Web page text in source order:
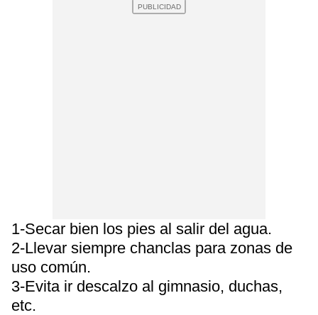
1-Secar bien los pies al salir del agua.
2-Llevar siempre chanclas para zonas de
uso común.
3-Evita ir descalzo al gimnasio, duchas,
etc.